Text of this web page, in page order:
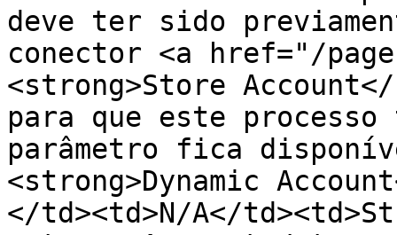
deve ter sido
conector <a href="/
<strong>Store
para que este
parâmetro fica
<strong>Dynamic
</td><td>N/A</